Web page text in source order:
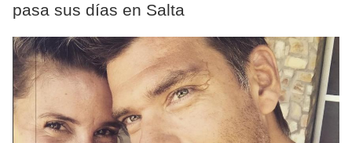
pasa sus días en Salta